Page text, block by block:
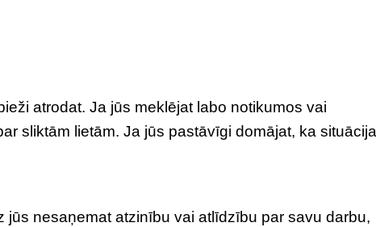
atrodat. Ja jūs meklējat labo notikumos vai
sliktām lietām. Ja jūs pastāvīgi domājat, ka situācija
nesaņemat atzinību vai atlīdzību par savu darbu,